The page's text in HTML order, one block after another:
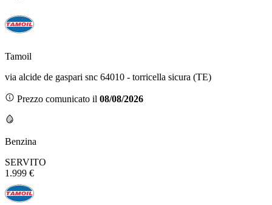
Tamoil
via alcide de gaspari snc 64010 - torricella sicura (TE)
Prezzo comunicato il 08/08/2026
Benzina
SERVITO
1.999 €